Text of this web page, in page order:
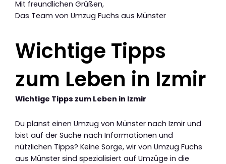
Mit freundlichen Grüßen,
Das Team von Umzug Fuchs aus Münster
Wichtige Tipps
zum Leben in Izmir
Wichtige Tipps zum Leben in Izmir
Du planst einen Umzug von Münster nach Izmir und
bist auf der Suche nach Informationen und
nützlichen Tipps? Keine Sorge, wir von Umzug Fuchs
aus Münster sind spezialisiert auf Umzüge in die